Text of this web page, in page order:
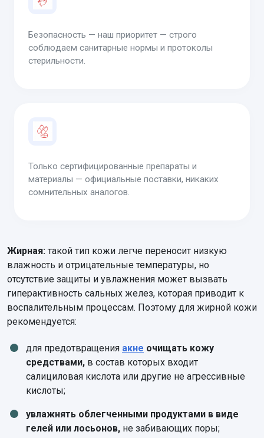
Безопасность — наш приоритет — строго
соблюдаем санитарные нормы и протоколы
стерильности.
Только сертифицированные препараты и
материалы — официальные поставки, никаких
сомнительных аналогов.
Жирная: такой тип кожи легче переносит низкую
влажность и отрицательные температуры, но
отсутствие защиты и увлажнения может вызвать
гиперактивность сальных желез, которая приводит к
воспалительным процессам. Поэтому для жирной кожи
рекомендуется:
для предотвращения акне очищать кожу
средствами, в состав которых входит
салициловая кислота или другие не агрессивные
кислоты;
увлажнять облегченными продуктами в виде
гелей или лосьонов, не забивающих поры;